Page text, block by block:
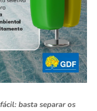
basta separar os